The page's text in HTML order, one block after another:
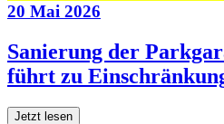
20 Mai 2026
Sanierung der
führt zu
Jetzt lesen